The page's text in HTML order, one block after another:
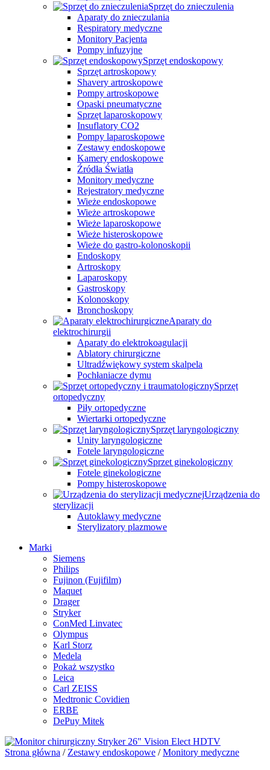
Sprzęt do znieczulenia
Aparaty do znieczulania
Respiratory medyczne
Monitory Pacjenta
Pompy infuzyjne
Sprzęt endoskopowy
Sprzęt artroskopowy
Shavery artroskopowe
Pompy artroskopowe
Opaski pneumatyczne
Sprzęt laparoskopowy
Insuflatory CO2
Pompy laparoskopowe
Zestawy endoskopowe
Kamery endoskopowe
Źródła Światła
Monitory medyczne
Rejestratory medyczne
Wieże endoskopowe
Wieże artroskopowe
Wieże laparoskopowe
Wieże histeroskopowe
Wieże do gastro-kolonoskopii
Endoskopy
Artroskopy
Laparoskopy
Gastroskopy
Kolonoskopy
Bronchoskopy
Aparaty do
elektrochirurgii
Aparaty do elektrokoagulacji
Ablatory chirurgiczne
Ultradźwiękowy system skalpela
Pochłaniacze dymu
Sprzęt
ortopedyczny
Piły ortopedyczne
Wiertarki ortopedyczne
Sprzęt laryngologiczny
Unity laryngologiczne
Fotele laryngologiczne
Sprzet ginekologiczny
Fotele ginekologiczne
Pompy histeroskopowe
Urządzenia do
sterylizacji
Autoklawy medyczne
Sterylizatory plazmowe
Marki
Siemens
Philips
Fujinon (Fujifilm)
Maquet
Drager
Stryker
ConMed Linvatec
Olympus
Karl Storz
Medela
Pokaż wszystko
Leica
Carl ZEISS
Medtronic Covidien
ERBE
DePuy Mitek
Strona główna / Zestawy endoskopowe / Monitory medyczne